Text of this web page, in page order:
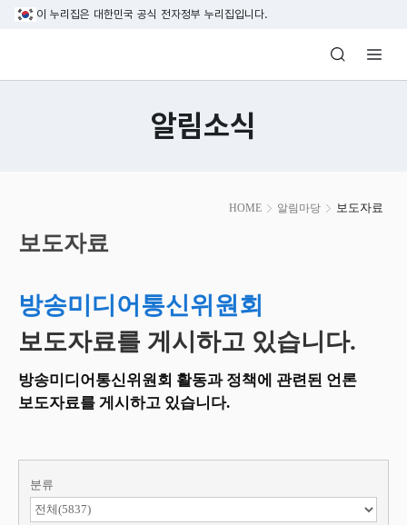
본문 바로가기
이 누리집은 대한민국 공식 전자정부 누리집입니다.
방송미디어통신위원회 Korea Media
알림소식
HOME 알림마당 보도자료
시
작
보도자료
방송미디어통신위원회
보도자료를 게시하고 있습니다.
방송미디어통신위원회 활동과 정책에 관련된 언론
보도자료를 게시하고 있습니다.
분류